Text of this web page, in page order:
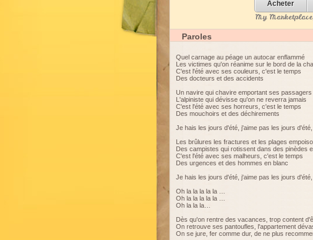
Acheter
My Marketplace
Paroles
Quel carnage au péage un autocar enflammé
Les victimes qu'on réanime sur le bord de la
C'est l'été avec ses couleurs, c'est le temps
Des docteurs et des accidents
Un navire qui chavire emportant ses passagers
L'alpiniste qui dévisse qu'on ne reverra jamais
C'est l'été avec ses horreurs, c'est le temps
Des mouchoirs et des déchirements
Je hais les jours d'été, j'aime pas les jours
Les brûlures les fractures et les plages
Des campistes qui rotissent dans des pinèdes
C'est l'été avec ses malheurs, c'est le temps
Des urgences et des hommes en blanc
Je hais les jours d'été, j'aime pas les jours
Oh la la la la la …
Oh la la la la la …
Oh la la la…
Dès qu'on rentre des vacances, trop content
On retrouve ses pantoufles, l'appartement
On se jure, fer comme dur, de ne plus